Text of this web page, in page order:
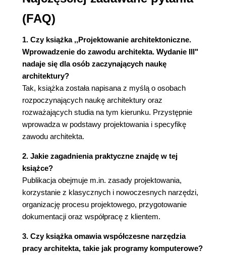
3.2.2. Projektowanie komputacyjne
3.2.3. Narzędzia pomocnicze - drukarki,
skanery i obrabiarki CNC
Rozdział 4. Najważniejsze źródła informacji w
procesie projektowym
4.1. Wybrane źródła literaturowe i internetowe
4.1.1. Źródła polskojęzyczne
4.1.2. Źródła anglojęzyczne
4.2. Prawo budowlane i normy projektowe
4.2.1. Po co jest prawo budowlane?
4.2.2. Budynki mieszkaniowe i inne
4.2.4. Dostęp do budynku - dojścia, dojazdy,
4.3. Inwentaryzacje
4.4. Istniejące projekty architektoniczne
Rozdział 5. Praktyka projektowa
architektonicznych
5.1.1. Myślenie na papierze
(FAQ)
1. Czy książka ,,Projektowanie architektoniczne.
Wprowadzenie do zawodu architekta. Wydanie III"
nadaje się dla osób zaczynających naukę
architektury?
Tak, książka została napisana z myślą o osobach
rozpoczynających naukę architektury oraz
rozważających studia na tym kierunku. Przystępnie
wprowadza w podstawy projektowania i specyfikę
zawodu architekta.
2. Jakie zagadnienia praktyczne znajdę w tej
książce?
Publikacja obejmuje m.in. zasady projektowania,
korzystanie z klasycznych i nowoczesnych narzędzi,
organizację procesu projektowego, przygotowanie
dokumentacji oraz współpracę z klientem.
3. Czy książka omawia współczesne narzędzia
pracy architekta, takie jak programy komputerowe?